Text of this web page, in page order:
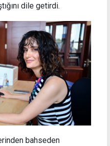
dile getirdi.
bahseden